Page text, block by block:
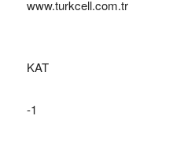
www.turkcell.com.tr
KAT
-1